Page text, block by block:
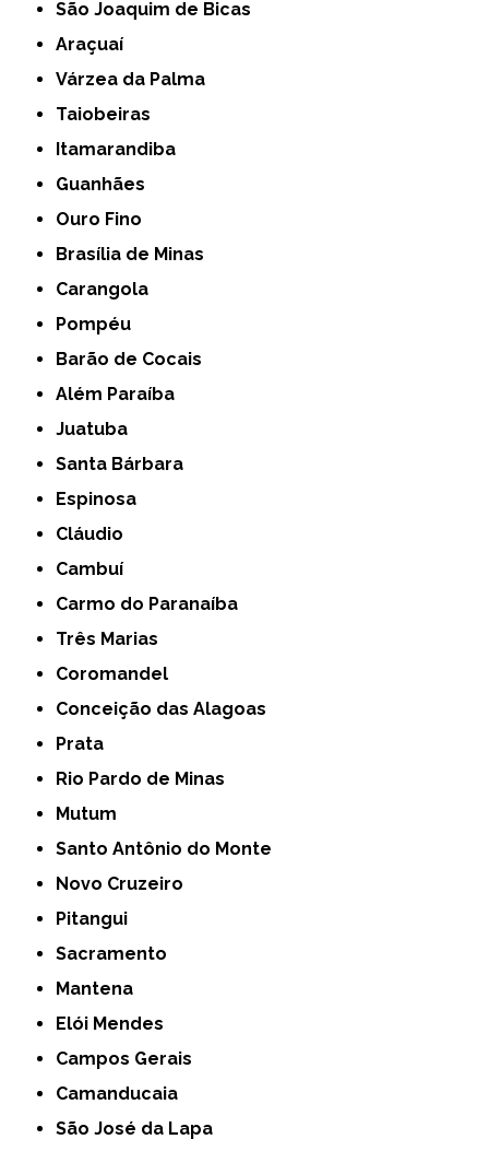
São Joaquim de Bicas
Araçuaí
Várzea da Palma
Taiobeiras
Itamarandiba
Guanhães
Ouro Fino
Brasília de Minas
Carangola
Pompéu
Barão de Cocais
Além Paraíba
Juatuba
Santa Bárbara
Espinosa
Cláudio
Cambuí
Carmo do Paranaíba
Três Marias
Coromandel
Conceição das Alagoas
Prata
Rio Pardo de Minas
Mutum
Santo Antônio do Monte
Novo Cruzeiro
Pitangui
Sacramento
Mantena
Elói Mendes
Campos Gerais
Camanducaia
São José da Lapa